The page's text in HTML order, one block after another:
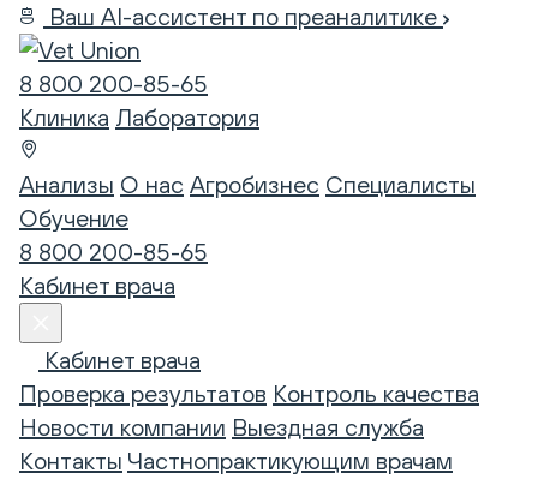
Ваш AI-ассистент по преаналитике
8 800 200-85-65
Клиника Лаборатория
Анализы О нас Агробизнес Специалисты
Обучение
8 800 200-85-65
Кабинет врача
Кабинет врача
Проверка результатов Контроль качества
Новости компании Выездная служба
Контакты Частнопрактикующим врачам